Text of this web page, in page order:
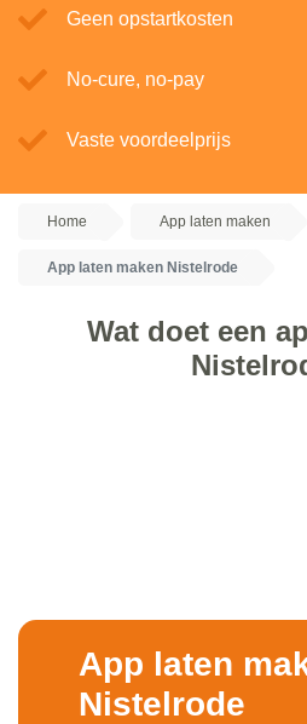
Geen opstartkosten
No-cure, no-pay
Vaste voordeelprijs
Home App laten maken
App laten maken Nistelrode
Wat doet een
App laten
Nistelrode